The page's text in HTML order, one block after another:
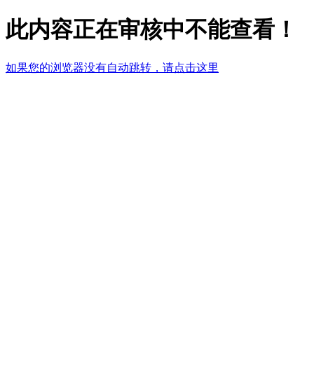
此内容正在审核中不能查看！
如果您的浏览器没有自动跳转，请点击这里